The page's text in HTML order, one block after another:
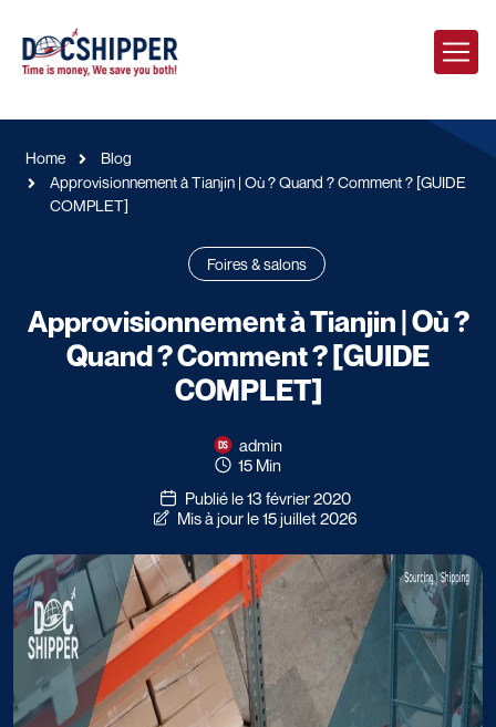
Home
Blog
Approvisionnement à Tianjin | Où ? Quand ? Comment ? [GUIDE
COMPLET]
Foires & salons
Approvisionnement à Tianjin | Où ?
Quand ? Comment ? [GUIDE
COMPLET]
admin
15 Min
Publié le 13 février 2020
Mis à jour le 15 juillet 2026